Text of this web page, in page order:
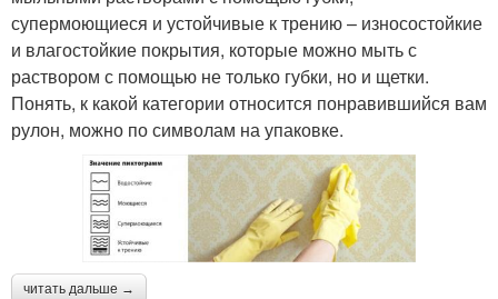
супермоющиеся и устойчивые к трению – износостойкие
и влагостойкие покрытия, которые можно мыть с
раствором с помощью не только губки, но и щетки.
Понять, к какой категории относится понравившийся вам
рулон, можно по символам на упаковке.
читать дальше →